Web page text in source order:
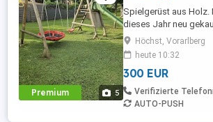
Premium 5
Spielgerüst aus Holz.
dieses Jahr neu
Höchst, Vorarlberg
heute 10:32
300 EUR
Verifizierte
AUTO-PUSH